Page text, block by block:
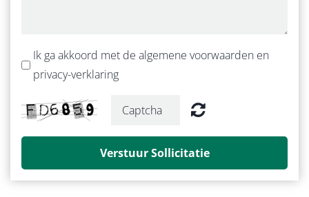
Ik ga akkoord met de algemene voorwaarden en
privacy-verklaring
Verstuur Sollicitatie